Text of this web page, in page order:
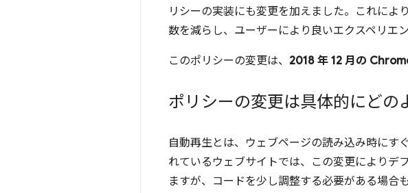
リシーの実装にも変更を加えました。これによ
数を減らし、ユーザーにより良いエクスペリエ
このポリシーの変更は、 2018 年 12 月の
ポリシーの変更は具体的にどの
自動再生とは、ウェブページの読み込み時にす
れているウェブサイトでは、この変更によりデ
ますが、コードを少し調整する必要がある場合